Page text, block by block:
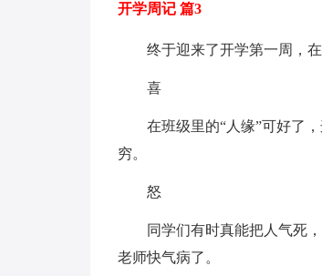
开学周记 篇3
终于迎来了开学第一周，
喜
在班级里的“人缘”可好了
穷。
怒
同学们有时真能把人气死
老师快气病了。